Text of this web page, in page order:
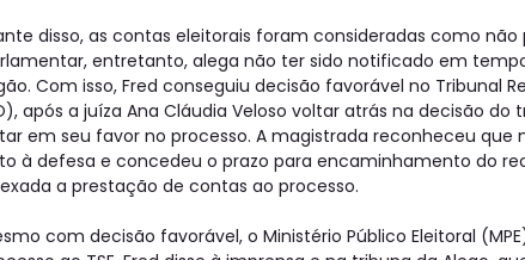
disso, as contas eleitorais foram consideradas como não
entretanto, alega não ter sido notificado em
Com isso, Fred conseguiu decisão favorável no Tribunal
após a juíza Ana Cláudia Veloso voltar atrás na decisão do
em seu favor no processo. A magistrada reconheceu que
à defesa e concedeu o prazo para encaminhamento do
a prestação de contas ao processo.
com decisão favorável, o Ministério Público Eleitoral